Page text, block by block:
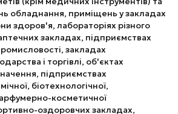
обладнання, приміщень у закладах
здоров'я, лабораторіях різного
закладах, підприємствах
закладах
і торгівлі, об'єктах
підприємствах
біотехнологічної,
косметичної
оздоровчих закладах,